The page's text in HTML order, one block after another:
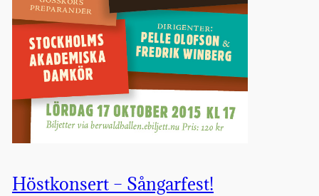
Höstkonsert – Sångarfest!